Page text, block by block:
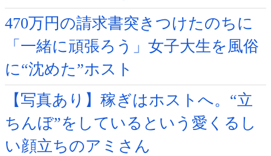
470万円の請求書突きつけたのちに
「一緒に頑張ろう」女子大生を風俗
に“沈めた”ホスト
【写真あり】稼ぎはホストへ。“立
ちんぼ”をしているという愛くるし
い顔立ちのアミさん